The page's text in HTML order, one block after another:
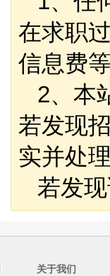
在求职
信息费等
2、本
若发现
实并处理
若发现
关于我们